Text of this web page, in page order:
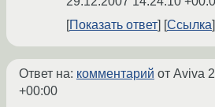
Показать ответ
Ссылка
Ответ на: комментарий от Aviva
+00:00